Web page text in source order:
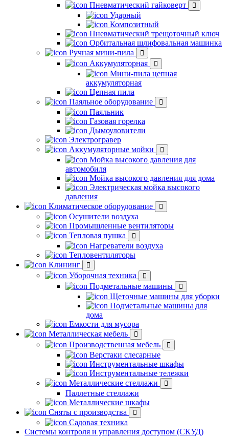
Пневматический гайковерт
Ударный
Композитный
Пневматический трещоточный ключ
Орбитальная шлифовальная машинка
Ручная мини-пила
Аккумуляторная
Мини-пила цепная
аккумуляторная
Цепная пила
Паяльное оборудование
Паяльник
Газовая горелка
Дымоуловители
Электрогравер
Аккумуляторные мойки
Мойка высокого давления для
автомобиля
Мойка высокого давления для дома
Электрическая мойка высокого
давления
Климатическое оборудование
Осушители воздуха
Промышленные вентиляторы
Тепловая пушка
Нагреватели воздуха
Тепловентиляторы
Клининг
Уборочная техника
Подметальные машины
Щеточные машины для уборки
Подметальные машины для
дома
Емкости для мусора
Металлическая мебель
Производственная мебель
Верстаки слесарные
Инструментальные шкафы
Инструментальные тележки
Металлические стеллажи
Паллетные стеллажи
Металлические шкафы
Сняты с производства
Садовая техника
Системы контроля и управления доступом (СКУД)